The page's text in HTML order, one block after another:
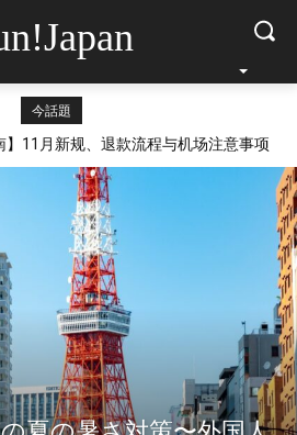
今話題
】11月新规、退款流程与机场注意事项